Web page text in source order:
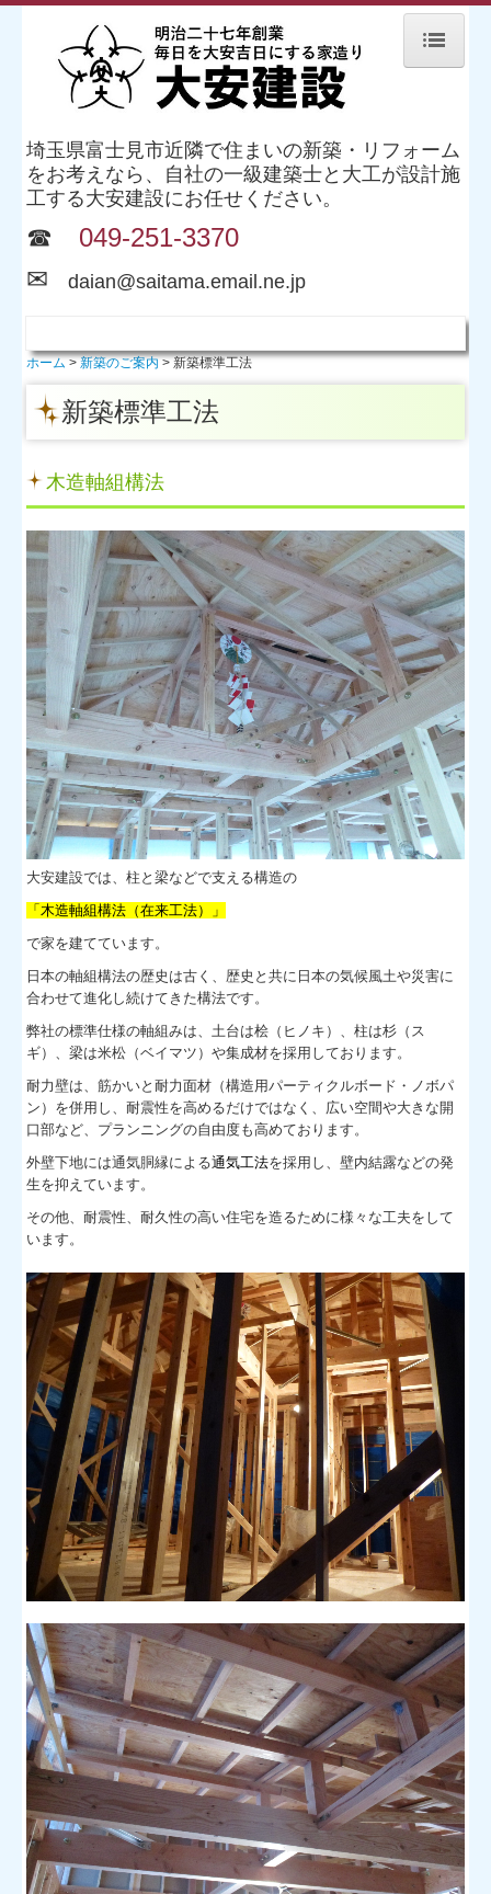
ホーム
初めての方へご挨拶
家づくりの流れ
家づくりのこだわり
家づくり勉強会
よくあるご質問
会社案内
事業内容
施設紹介
新築のご案内
郷の家
木のひらや
新築標準工法
リフォームのご案内
リフォームメニュー
リフォームのポイント
新築事例
リフォーム事例
お客様の声
住宅トラブル事例
補助金活用事例
木材の有効活用について
埼玉県富士見市近隣で住まいの新築・リフォーム
をお考えなら、自社の一級建築士と大工が設計施
工する大安建設にお任せください。
☎ 049-251-3370
✉ daian@saitama.email.ne.jp
ホーム 新築のご案内 新築標準工法
新築標準工法
木造軸組構法
大安建設では、柱と梁などで支える構造の
「木造軸組構法（在来工法）」
で家を建てています。
日本の軸組構法の歴史は古く、歴史と共に日本の気候風土や災害に
合わせて進化し続けてきた構法です。
弊社の標準仕様の軸組みは、土台は桧（ヒノキ）、柱は杉（ス
ギ）、梁は米松（ベイマツ）や集成材を採用しております。
耐力壁は、筋かいと耐力面材（構造用パーティクルボード・ノボパ
ン）を併用し、耐震性を高めるだけではなく、広い空間や大きな開
口部など、プランニングの自由度も高めております。
外壁下地には通気胴縁による通気工法を採用し、壁内結露などの発
生を抑えています。
その他、耐震性、耐久性の高い住宅を造るために様々な工夫をして
います。